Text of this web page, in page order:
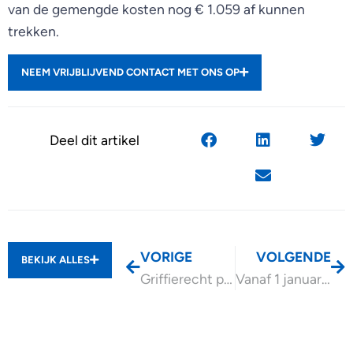
van de gemengde kosten nog € 1.059 af kunnen
trekken.
NEEM VRIJBLIJVEND CONTACT MET ONS OP
Deel dit artikel
BEKIJK ALLES
VORIGE
Griffierecht per 1 januari 2025 verhoogd
VOLGENDE
Vanaf 1 januari 2025 betaalverzuimboetes btw e-Commerce